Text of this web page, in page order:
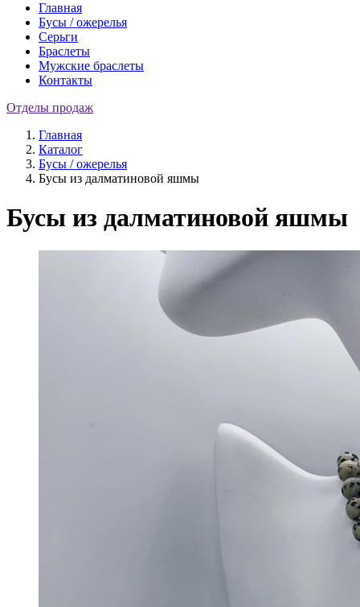
Главная
Бусы / ожерелья
Серьги
Браслеты
Мужские браслеты
Контакты
Отделы продаж
Главная
Каталог
Бусы / ожерелья
Бусы из далматиновой яшмы
Бусы из далматиновой яшмы